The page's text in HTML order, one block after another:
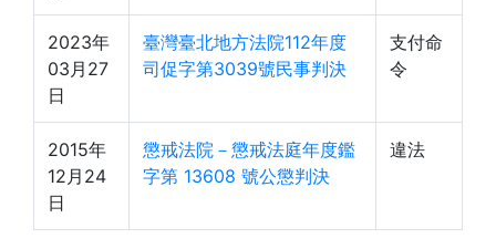
2023年
03月27
日
臺灣臺北地方法院112年度
司促字第3039號民事判決
支付命
令
2015年
12月24
日
懲戒法院－懲戒法庭年度鑑
字第 13608 號公懲判決
違法